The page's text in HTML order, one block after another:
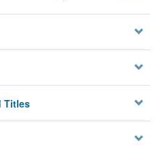
Titles